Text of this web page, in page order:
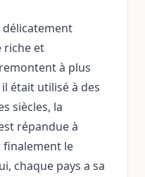
délicatement
riche et
à plus
était utilisé à des
siècles, la
répandue à
finalement le
chaque pays a sa